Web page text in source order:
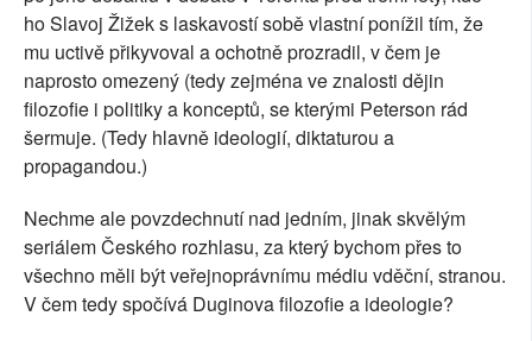
ho Slavoj Žižek s laskavostí sobě vlastní ponížil tím, že
mu uctivě přikyvoval a ochotně prozradil, v čem je
naprosto omezený (tedy zejména ve znalosti dějin
filozofie i politiky a konceptů, se kterými Peterson rád
šermuje. (Tedy hlavně ideologií, diktaturou a
propagandou.)
Nechme ale povzdechnutí nad jedním, jinak skvělým
seriálem Českého rozhlasu, za který bychom přes to
všechno měli být veřejnoprávnímu médiu vděční, stranou.
V čem tedy spočívá Duginova filozofie a ideologie?